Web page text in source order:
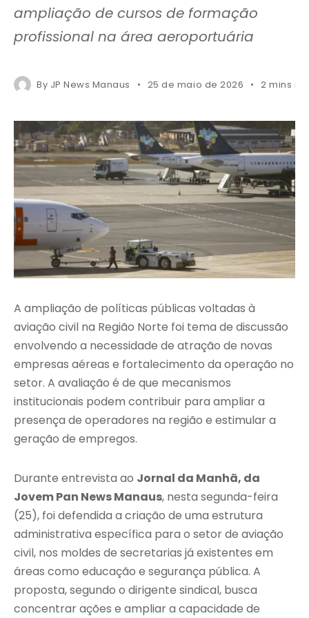
ampliação de cursos de formação
profissional na área aeroportuária
By JP News Manaus 25 de maio de 2026 2 mins
A ampliação de políticas públicas voltadas à
aviação civil na Região Norte foi tema de discussão
envolvendo a necessidade de atração de novas
empresas aéreas e fortalecimento da operação no
setor. A avaliação é de que mecanismos
institucionais podem contribuir para ampliar a
presença de operadores na região e estimular a
geração de empregos.
Durante entrevista ao Jornal da Manhã, da
Jovem Pan News Manaus, nesta segunda-feira
(25), foi defendida a criação de uma estrutura
administrativa específica para o setor de aviação
civil, nos moldes de secretarias já existentes em
áreas como educação e segurança pública. A
proposta, segundo o dirigente sindical, busca
concentrar ações e ampliar a capacidade de